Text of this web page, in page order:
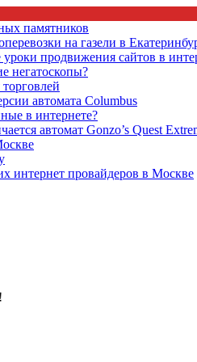
памятников
на газели в
продвижения сайтов в
негатоскопы?
автомата Columbus
в интернете?
автомат Gonzo’s Quest
интернет провайдеров в Москве